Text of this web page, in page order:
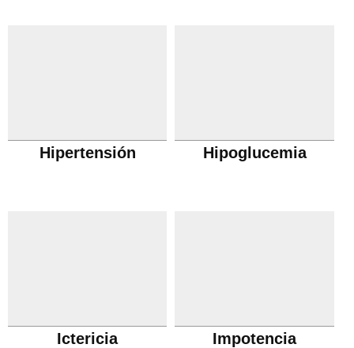
Hipertensión Hipoglucemia
Ictericia Impotencia